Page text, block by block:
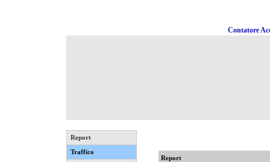
Contatore
Report
Traffico
Report